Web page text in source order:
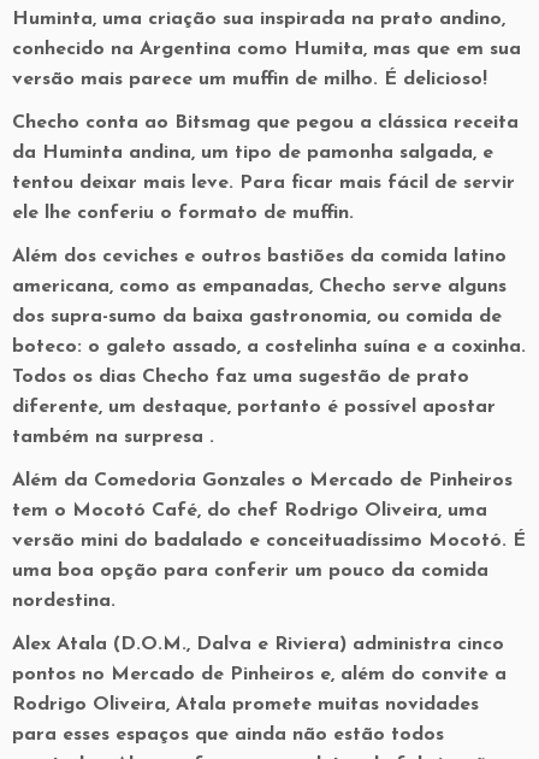
Huminta, uma criação sua inspirada na prato andino,
conhecido na Argentina como Humita, mas que em sua
versão mais parece um muffin de milho. É delicioso!
Checho conta ao Bitsmag que pegou a clássica receita
da Huminta andina, um tipo de pamonha salgada, e
tentou deixar mais leve. Para ficar mais fácil de servir
ele lhe conferiu o formato de muffin.
Além dos ceviches e outros bastiões da comida latino
americana, como as empanadas, Checho serve alguns
dos supra-sumo da baixa gastronomia, ou comida de
boteco: o galeto assado, a costelinha suína e a coxinha.
Todos os dias Checho faz uma sugestão de prato
diferente, um destaque, portanto é possível apostar
também na surpresa .
Além da Comedoria Gonzales o Mercado de Pinheiros
tem o Mocotó Café, do chef Rodrigo Oliveira, uma
versão mini do badalado e conceituadíssimo Mocotó. É
uma boa opção para conferir um pouco da comida
nordestina.
Alex Atala (D.O.M., Dalva e Riviera) administra cinco
pontos no Mercado de Pinheiros e, além do convite a
Rodrigo Oliveira, Atala promete muitas novidades
para esses espaços que ainda não estão todos